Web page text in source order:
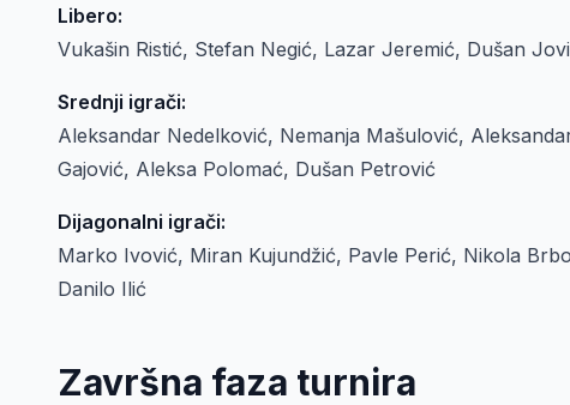
Libero:
Vukašin Ristić, Stefan Negić, Lazar Jeremić, Dušan
Srednji igrači:
Aleksandar Nedelković, Nemanja Mašulović,
Gajović, Aleksa Polomać, Dušan Petrović
Dijagonalni igrači:
Marko Ivović, Miran Kujundžić, Pavle Perić, Nikola
Danilo Ilić
Završna faza turnira